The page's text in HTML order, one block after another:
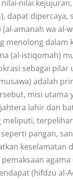
nilai
dapat
amanah wa al-
menolong dalam
(al-istiqomah)
sebagai pilar
adalah
misi utama
lahir dan
pangan,
keselamatan
(hifdzu al-